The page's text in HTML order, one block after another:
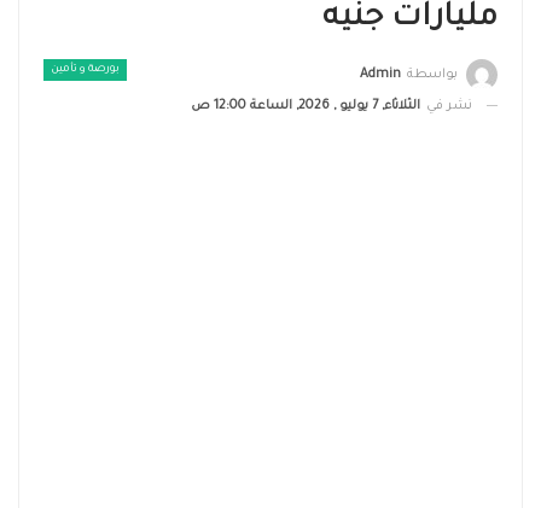
مليارات جنيه
بورصة و تأمين بواسطة Admin
نشر في الثلاثاء, 7 يوليو , 2026, الساعة 12:00 ص